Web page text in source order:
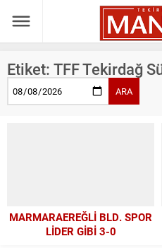
Etiket: TFF Tekirdağ
ARA
MARMARAEREĞLİ BLD. SPOR
LİDER GİBİ 3-0